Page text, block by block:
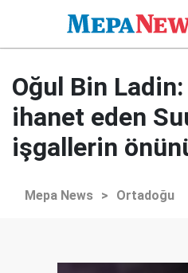
Oğul Bin Ladin:
ihanet eden
işgallerin
Mepa News > Ortadoğu